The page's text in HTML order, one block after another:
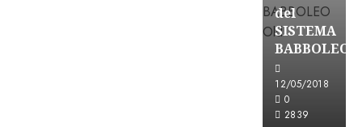
del
SISTEMA
BABBOLEO
12/05/2018
0
2839